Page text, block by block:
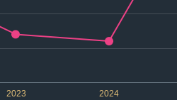
2023 2024